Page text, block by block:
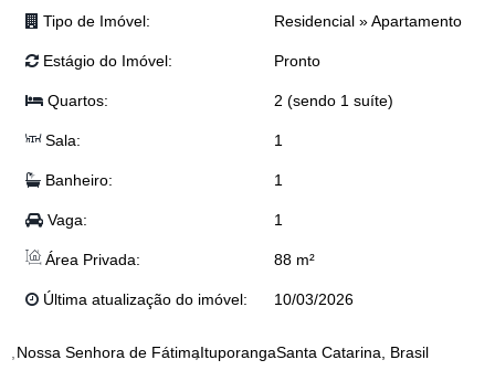
📩 Entre em contato para mais informações ou agendar uma visita.
📲 Djonatan: (47) 99624-2007
📲 Dyone: (47) 9113-5550
📲 Josi: (47) 99243-5366
📲 Lucas: (47) 99143-0145
📲 Realiza Imobiliária: (47) 3300-0398
Tipo de Imóvel: Residencial »Apartamento
Estágio do Imóvel: Pronto
Quartos: 2 (sendo 1 suíte)
Sala: 1
Banheiro: 1
Vaga: 1
Área Privada: 88 m²
Última atualização do imóvel: 10/03/2026
Nossa Senhora de FátimaItuporangaSanta Catarina, Brasil